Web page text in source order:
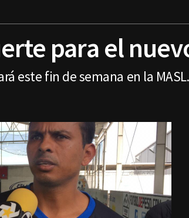
para el
este fin de semana en la MASL.